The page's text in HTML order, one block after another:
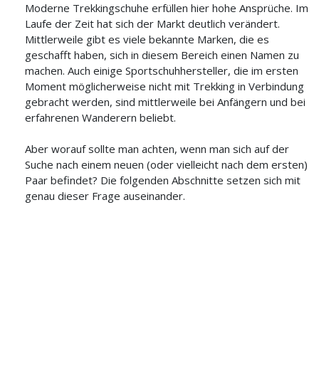
Moderne Trekkingschuhe erfüllen hier hohe Ansprüche. Im
Laufe der Zeit hat sich der Markt deutlich verändert.
Mittlerweile gibt es viele bekannte Marken, die es
geschafft haben, sich in diesem Bereich einen Namen zu
machen. Auch einige Sportschuhhersteller, die im ersten
Moment möglicherweise nicht mit Trekking in Verbindung
gebracht werden, sind mittlerweile bei Anfängern und bei
erfahrenen Wanderern beliebt.
Aber worauf sollte man achten, wenn man sich auf der
Suche nach einem neuen (oder vielleicht nach dem ersten)
Paar befindet? Die folgenden Abschnitte setzen sich mit
genau dieser Frage auseinander.